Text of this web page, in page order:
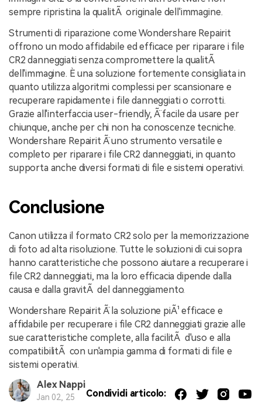
sempre ripristina la qualitÃ originale dell'immagine.
Strumenti di riparazione come Wondershare Repairit
offrono un modo affidabile ed efficace per riparare i file
CR2 danneggiati senza compromettere la qualitÃ
dell'immagine. È una soluzione fortemente consigliata in
quanto utilizza algoritmi complessi per scansionare e
recuperare rapidamente i file danneggiati o corrotti.
Grazie all'interfaccia user-friendly, Ã¨ facile da usare per
chiunque, anche per chi non ha conoscenze tecniche.
Wondershare Repairit Ã¨ uno strumento versatile e
completo per riparare i file CR2 danneggiati, in quanto
supporta anche diversi formati di file e sistemi operativi.
Conclusione
Canon utilizza il formato CR2 solo per la memorizzazione
di foto ad alta risoluzione. Tutte le soluzioni di cui sopra
hanno caratteristiche che possono aiutare a recuperare i
file CR2 danneggiati, ma la loro efficacia dipende dalla
causa e dalla gravitÃ del danneggiamento.
Wondershare Repairit Ã¨ la soluzione piÃ¹ efficace e
affidabile per recuperare i file CR2 danneggiati grazie alle
sue caratteristiche complete, alla facilitÃ d'uso e alla
compatibilitÃ con un'ampia gamma di formati di file e
sistemi operativi.
Alex Nappi
Jan 02, 25 Condividi articolo: